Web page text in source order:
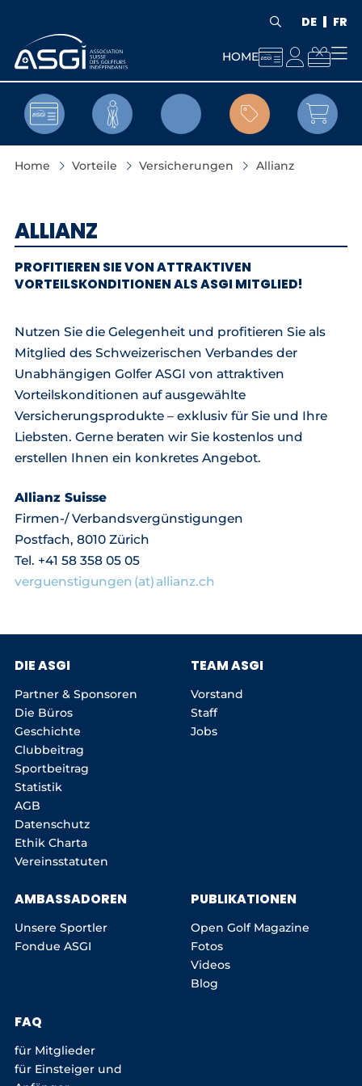
 DE FR
HOME  
 
Home Vorteile Versicherungen Allianz
ALLIANZ
PROFITIEREN SIE VON ATTRAKTIVEN
VORTEILSKONDITIONEN ALS ASGI MITGLIED!
Nutzen Sie die Gelegenheit und profitieren Sie als
Mitglied des Schweizerischen Verbandes der
Unabhängigen Golfer ASGI von attraktiven
Vorteilskonditionen auf ausgewählte
Versicherungsprodukte – exklusiv für Sie und Ihre
Liebsten. Gerne beraten wir Sie kostenlos und
erstellen Ihnen ein konkretes Angebot.
Allianz Suisse
Firmen-/ Verbandsvergünstigungen
Postfach, 8010 Zürich
Tel. +41 58 358 05 05
verguenstigungen (at) allianz.ch
DIE ASGI
Partner & Sponsoren
Die Büros
Geschichte
Clubbeitrag
Sportbeitrag
Statistik
AGB
Datenschutz
Ethik Charta
Vereinsstatuten
TEAM ASGI
Vorstand
Staff
Jobs
AMBASSADOREN
Unsere Sportler
Fondue ASGI
PUBLIKATIONEN
Open Golf Magazine
Fotos
Videos
Blog
FAQ
für Mitglieder
für Einsteiger und